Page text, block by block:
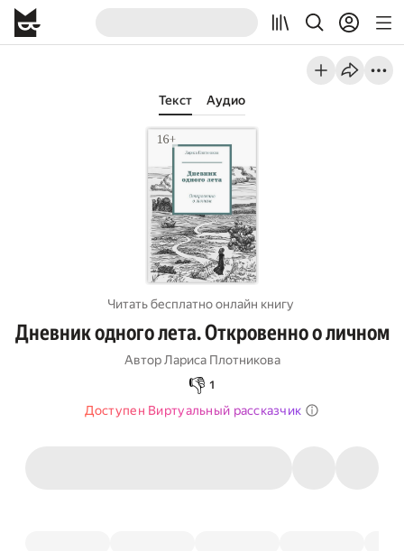
Текст Аудио
Читать бесплатно онлайн книгу
Дневник одного лета. Откровенно о личном
Автор Лариса Плотникова
👎 1
Доступен Виртуальный рассказчик